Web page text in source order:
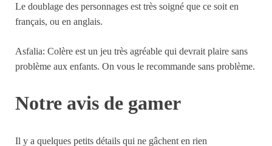
Le doublage des personnages est très soigné que ce soit en
français, ou en anglais.
Asfalia: Colère est un jeu très agréable qui devrait plaire sans
problème aux enfants. On vous le recommande sans problème.
Notre avis de gamer
Il y a quelques petits détails qui ne gâchent en rien